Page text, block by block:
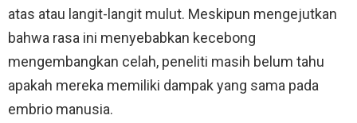
atas atau langit-langit mulut. Meskipun mengejutkan
bahwa rasa ini menyebabkan kecebong
mengembangkan celah, peneliti masih belum tahu
apakah mereka memiliki dampak yang sama pada
embrio manusia.